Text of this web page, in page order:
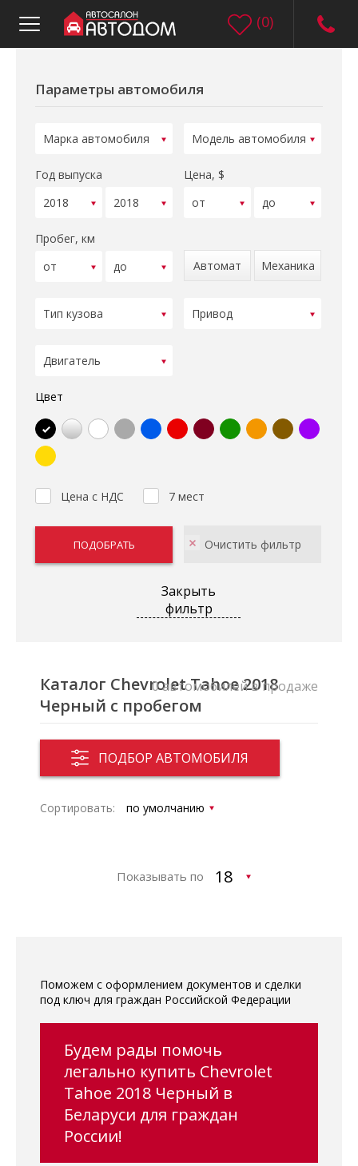
(0)
Параметры автомобиля
Год выпуска Цена, $
Пробег, км
Автомат
Механика
Цвет
Цена с НДС 7 мест
Закрыть
фильтр
Каталог Chevrolet Tahoe 2018
Черный с пробегом
ПОДБОР АВТОМОБИЛЯ
0 автомобилей в продаже
Сортировать:
Показывать по
Поможем с оформлением документов и сделки
под ключ для граждан Российской Федерации
Будем рады помочь
легально купить Chevrolet
Tahoe 2018 Черный в
Беларуси для граждан
России!